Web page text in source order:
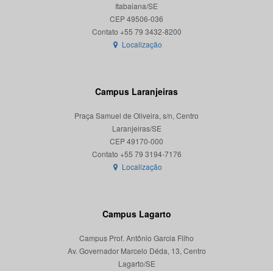
Itabaiana/SE
CEP 49506-036
Localização
Campus Laranjeiras
Praça Samuel de Oliveira, s/n, Centro
Laranjeiras/SE
CEP 49170-000
Localização
Campus Lagarto
Campus Prof. Antônio Garcia Filho
Av. Governador Marcelo Déda, 13, Centro
Lagarto/SE